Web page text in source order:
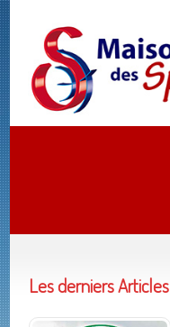
Les derniers Articles